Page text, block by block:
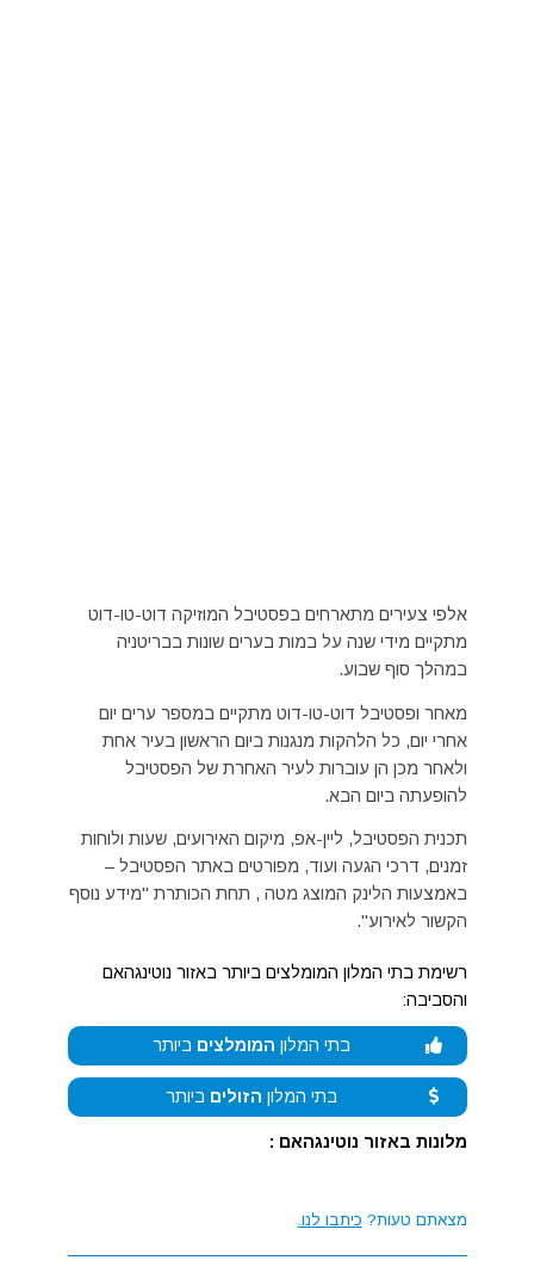
אלפי צעירים מתארחים בפסטיבל המוזיקה דוט-טו-דוט
מתקיים מידי שנה על במות בערים שונות בבריטניה
במהלך סוף שבוע.
מאחר ופסטיבל דוט-טו-דוט מתקיים במספר ערים יום
אחרי יום, כל הלהקות מנגנות ביום הראשון בעיר אחת
ולאחר מכן הן עוברות לעיר האחרת של הפסטיבל
להופעתה ביום הבא.
תכנית הפסטיבל, ליין-אפ, מיקום האירועים, שעות ולוחות
זמנים, דרכי הגעה ועוד, מפורטים באתר הפסטיבל –
באמצעות הלינק המוצג מטה , תחת הכותרת "מידע נוסף
הקשור לאירוע".
רשימת בתי המלון המומלצים ביותר באזור נוטינגהאם
והסביבה:
בתי המלון המומלצים ביותר
בתי המלון הזולים ביותר
מלונות באזור נוטינגהאם :
מצאתם טעות? כיתבו לנו.